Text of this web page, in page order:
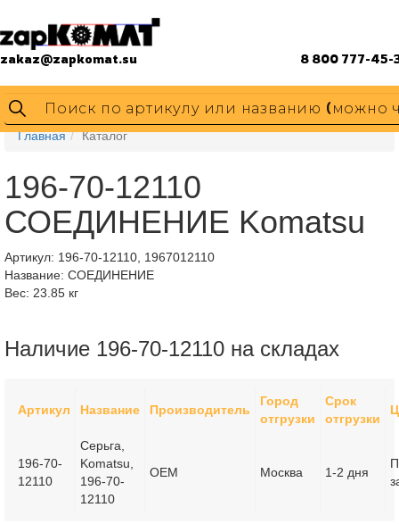
zakaz@zapkomat.su 8 800 777-45-
Главная Каталог
196-70-12110
СОЕДИНЕНИЕ Komatsu
Артикул: 196-70-12110, 1967012110
Название: СОЕДИНЕНИЕ
Вес: 23.85 кг
Наличие 196-70-12110 на складах
Артикул Название Производитель
Город
отгрузки
Срок
отгрузки
196-70-
12110
Серьга,
Komatsu,
196-70-
12110
OEM Москва 1-2 дня